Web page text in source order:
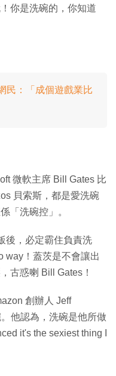
你是洗碗的，你知道
民：「成個遊戲業比
微軟主席 Bill Gates 比
貝索斯，都是愛洗碗
「洗碗控」。
後，必定霸住負責洗
way！蓋茨是不會讓出
古惑喇 Bill Gates！
創辦人 Jeff
他認為，洗碗是他所做
it's the sexiest thing I